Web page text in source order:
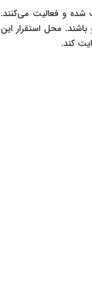
شده و فعالیت می‌کنند.
محل استقرار این
کند.